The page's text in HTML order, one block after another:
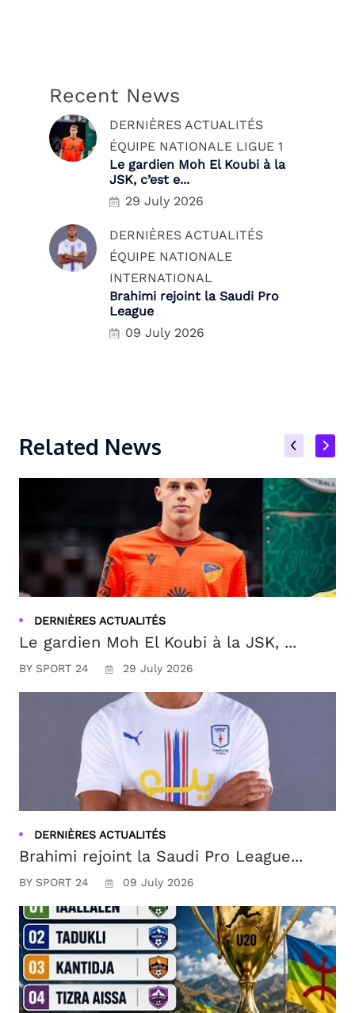
Recent News
DERNIÈRES ACTUALITÉS
ÉQUIPE NATIONALE LIGUE 1
Le gardien Moh El Koubi à la
JSK, c’est e...
29 July 2026
DERNIÈRES ACTUALITÉS
ÉQUIPE NATIONALE
INTERNATIONAL
Brahimi rejoint la Saudi Pro
League
09 July 2026
Related News
DERNIÈRES ACTUALITÉS
Le gardien Moh El Koubi à la JSK, ...
BY SPORT 24 29 July 2026
DERNIÈRES ACTUALITÉS
Brahimi rejoint la Saudi Pro League...
BY SPORT 24 09 July 2026